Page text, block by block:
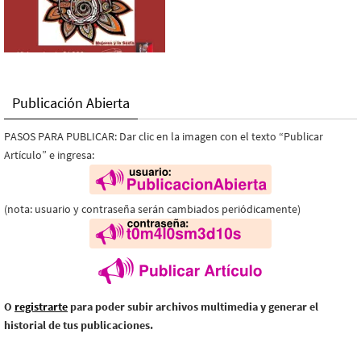
Publicación Abierta
PASOS PARA PUBLICAR: Dar clic en la imagen con el texto “Publicar
Artículo” e ingresa:
(nota: usuario y contraseña serán cambiados periódicamente)
O registrarte para poder subir archivos multimedia y generar el
historial de tus publicaciones.